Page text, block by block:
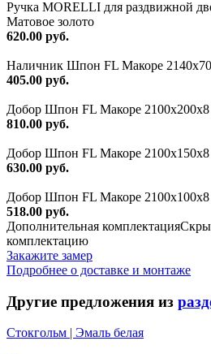
Ручка MORELLI для раздвижной
Матовое золото
620.00 руб.
Наличник Шпон FL Макоре
405.00 руб.
Добор Шпон FL Макоре 2100х200х8
810.00 руб.
Добор Шпон FL Макоре 2100х150х8
630.00 руб.
Добор Шпон FL Макоре 2100х100х8
518.00 руб.
Дополнительная комплектация
комплектацию
Закажите замер
Подробнее о доставке и монтаже
Другие предложения из
Стокгольм | Эмаль белая